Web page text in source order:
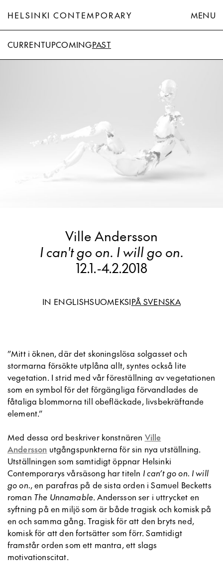
HELSINKI CONTEMPORARY MENU
CURRENTUPCOMINGPAST
Ville Andersson
I can't go on. I will go on.
12.1.-4.2.2018
IN ENGLISHSUOMEKSIPÅ SVENSKA
”Mitt i öknen, där det skoningslösa solgasset och
stormarna försökte utplåna allt, syntes också lite
vegetation. I strid med vår föreställning av vegetationen
som en symbol för det förgängliga förvandlades de
fåtaliga blommorna till obefläckade, livsbekräftande
element.”
Med dessa ord beskriver konstnären Ville
Andersson utgångspunkterna för sin nya utställning.
Utställningen som samtidigt öppnar Helsinki
Contemporarys vårsäsong har titeln I can’t go on. I will
go on., en parafras på de sista orden i Samuel Becketts
roman The Unnamable. Andersson ser i uttrycket en
syftning på en miljö som är både tragisk och komisk på
en och samma gång. Tragisk för att den bryts ned,
komisk för att den fortsätter som förr. Samtidigt
framstår orden som ett mantra, ett slags
motivationscitat.